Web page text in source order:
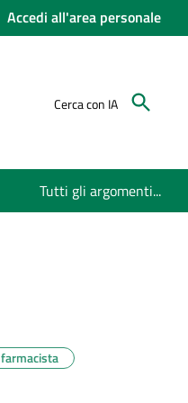
Accedi all'area personale
Cerca con IA
Tutti gli argomenti...
farmacista